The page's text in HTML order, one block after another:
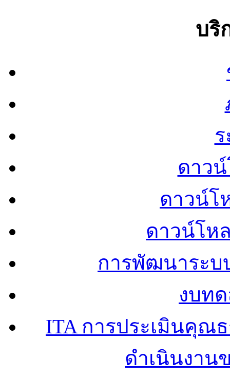
บริ
ดาว
ดาวน์โ
ดาวน์โห
การพัฒนาระ
งบท
ITA การประเมินคุณ
ดำเนินงาน